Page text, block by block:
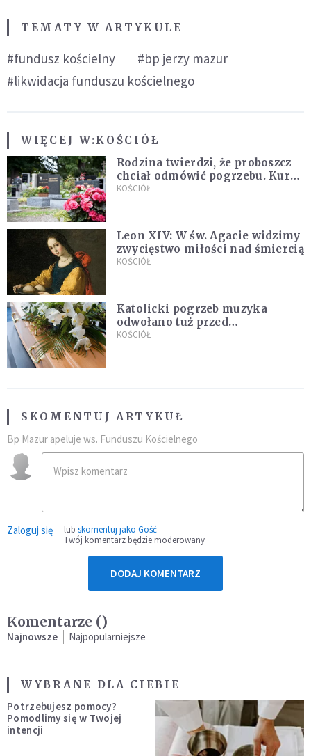
TEMATY W ARTYKULE
#fundusz kościelny
#bp jerzy mazur
#likwidacja funduszu kościelnego
WIĘCEJ W:KOŚCIÓŁ
Rodzina twierdzi, że proboszcz
chciał odmówić pogrzebu. Kuria
zapowiada wyjaśnienia
KOŚCIÓŁ
Leon XIV: W św. Agacie widzimy
zwycięstwo miłości nad śmiercią
KOŚCIÓŁ
Katolicki pogrzeb muzyka
odwołano tuż przed
uroczystością. Powodem była
KOŚCIÓŁ
SKOMENTUJ ARTYKUŁ
Bp Mazur apeluje ws. Funduszu Kościelnego
Zaloguj się lub skomentuj jako Gość
Twój komentarz będzie moderowany
DODAJ KOMENTARZ
Komentarze ()
Najnowsze Najpopularniejsze
WYBRANE DLA CIEBIE
Potrzebujesz pomocy?
Pomodlimy się w Twojej
intencji